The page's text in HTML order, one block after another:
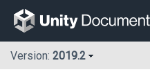
Version: 2019.2